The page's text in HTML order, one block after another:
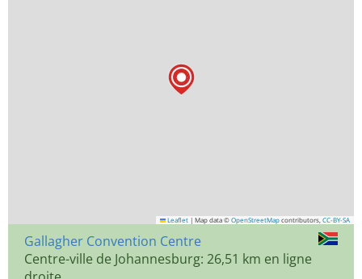
Leaflet | Map data © OpenStreetMap contributors, CC-BY-SA
Gallagher Convention Centre
Centre-ville de Johannesburg: 26,51 km en ligne